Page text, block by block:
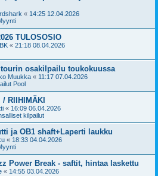
« 14:25 12.04.2026
TULOSOSIO
« 21:18 08.04.2026
osakilpailu toukokuussa
Muukka « 11:17 07.04.2026
Pool
RIIHIMÄKI
« 16:09 06.04.2026
kilpailut
ja OB1 shaft+Laperti laukku
« 18:33 04.04.2026
Power Break - saftit, hintaa laskettu
« 14:55 03.04.2026